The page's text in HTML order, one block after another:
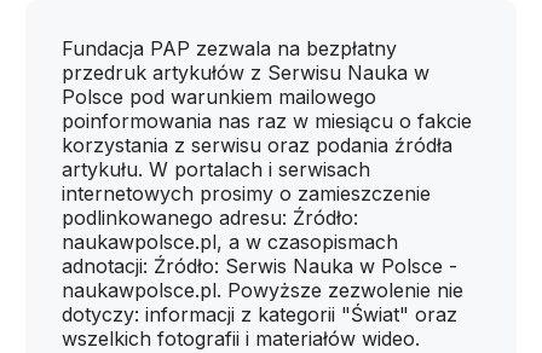
Fundacja PAP zezwala na bezpłatny
przedruk artykułów z Serwisu Nauka w
Polsce pod warunkiem mailowego
poinformowania nas raz w miesiącu o fakcie
korzystania z serwisu oraz podania źródła
artykułu. W portalach i serwisach
internetowych prosimy o zamieszczenie
podlinkowanego adresu: Źródło:
naukawpolsce.pl, a w czasopismach
adnotacji: Źródło: Serwis Nauka w Polsce -
naukawpolsce.pl. Powyższe zezwolenie nie
dotyczy: informacji z kategorii "Świat" oraz
wszelkich fotografii i materiałów wideo.